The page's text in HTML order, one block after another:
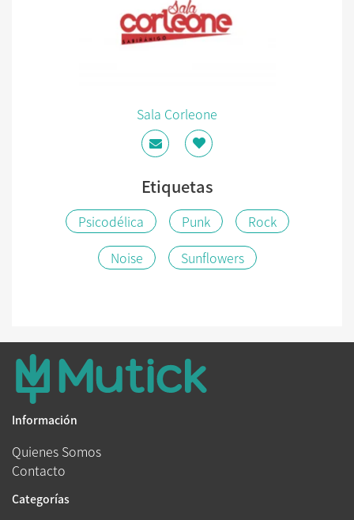
Sala Corleone
Etiquetas
Psicodélica Punk
Rock
Noise
Sunflowers
Información
Quienes Somos
Contacto
Categorías